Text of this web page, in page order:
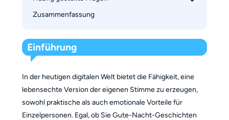
Dynamische Sprachsynthese und
Nachbearbeitung
1. Wie viel Audio benötige ich, um einen
2. Welche Sprachen und Akzente unterstützt
BookFab?
bearbeiten oder Musik hinzufügen?
4. Werden lange Geschichten oder große
Projekte stabil und natürlich klingen?
Zusammenfassung
Einführung
In der heutigen digitalen Welt bietet die Fähigkeit, eine
lebensechte Version der eigenen Stimme zu erzeugen,
sowohl praktische als auch emotionale Vorteile für
Einzelpersonen. Egal, ob Sie Gute-Nacht-Geschichten